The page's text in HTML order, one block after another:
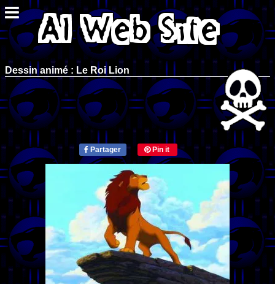
Dessin animé : Le Roi Lion
Partager Pin it